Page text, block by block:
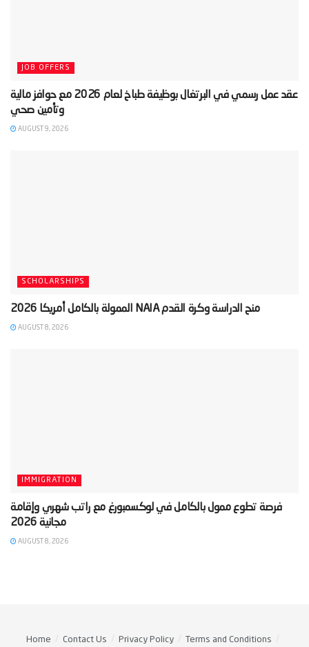
JOB OFFERS
‫عقد عمل رسمي في البرتغال بوظيفة طباخ لعام 2026 مع حوافز مالية
وتأمين صحي‬
AUGUST 9, 2026
SCHOLARSHIPS
‫منح الدراسة وكرة القدم NAIA الممولة بالكامل أمريكا 2026‬
AUGUST 8, 2026
IMMIGRATION
‫فرصة تطوع ممول بالكامل في لوكسمبورغ مع راتب شهري وإقامة
مجانية 2026‬
AUGUST 8, 2026
Home Contact Us Privacy Policy Terms and Conditions